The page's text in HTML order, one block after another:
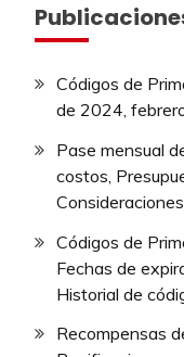
Códigos de
de 2024,
Pase mensual
costos,
Códigos de
Fechas de
Historial de
Recompensas